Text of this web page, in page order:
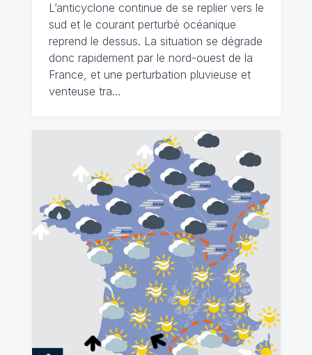
L’anticyclone continue de se replier vers le
sud et le courant perturbé océanique
reprend le dessus. La situation se dégrade
donc rapidement par le nord-ouest de la
France, et une perturbation pluvieuse et
venteuse tra…